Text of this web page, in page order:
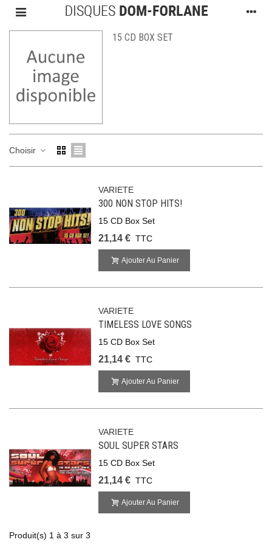
15 CD BOX SET
Choisir
VARIETE
300 NON STOP HITS!
15 CD Box Set
21,14 € TTC
Ajouter Au Panier
VARIETE
TIMELESS LOVE SONGS
15 CD Box Set
21,14 € TTC
Ajouter Au Panier
VARIETE
SOUL SUPER STARS
15 CD Box Set
21,14 € TTC
Ajouter Au Panier
Produit(s) 1 à 3 sur 3